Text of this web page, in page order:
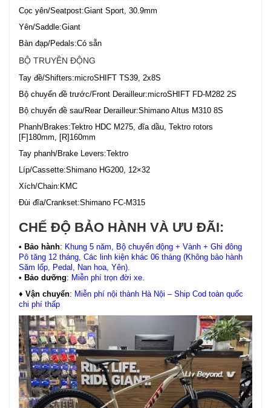
Cọc yên/Seatpost:Giant Sport, 30.9mm
Yên/Saddle:Giant
Bàn đạp/Pedals:Có sẵn
BỘ TRUYỀN ĐỘNG
Tay đề/Shifters:microSHIFT TS39, 2x8S
Bộ chuyển đề trước/Front Derailleur:microSHIFT FD-M282 2S
Bộ chuyển đề sau/Rear Derailleur:Shimano Altus M310 8S
Phanh/Brakes:Tektro HDC M275, đĩa dầu, Tektro rotors
[F]180mm, [R]160mm
Tay phanh/Brake Levers:Tektro
Líp/Cassette:Shimano HG200, 12×32
Xích/Chain:KMC
Đùi đĩa/Crankset:Shimano FC-M315
CHẾ ĐỘ BẢO HÀNH VÀ ƯU ĐÃI:
• Bảo hành: Khung 5 năm, Bộ chuyển động + Vành + Ghi đông
Pô tăng 12 tháng, Các linh kiện khác 06 tháng (Không bảo hành
Săm lốp, Pedal, Nan hoa, Yên).
• Bảo dưỡng: Miễn phí trọn đời xe.
♦ Vận chuyển: Miễn phí nội thành Hà Nội – Ship Cod toàn quốc
chi phí thấp